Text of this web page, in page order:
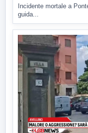
Incidente mortale a
guida...